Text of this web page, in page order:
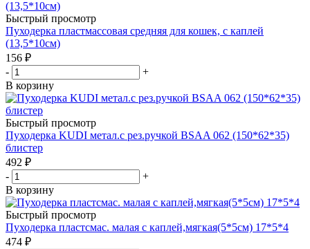
Быстрый просмотр
Пуходерка пластмассовая средняя для кошек, с каплей
(13,5*10см)
156 ₽
-
+
В корзину
Быстрый просмотр
Пуходерка KUDI метал.с рез.ручкой BSAA 062 (150*62*35)
блистер
492 ₽
-
+
В корзину
Быстрый просмотр
Пуходерка пластсмас. малая с каплей,мягкая(5*5см) 17*5*4
474 ₽